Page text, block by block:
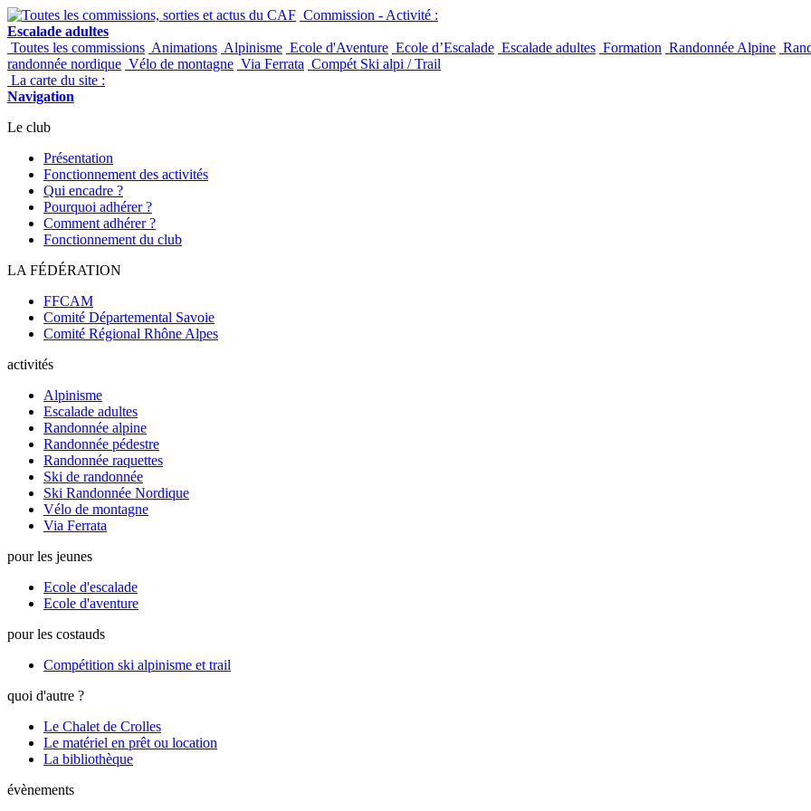
Commission - Activité :
Escalade adultes
Toutes les commissions Animations Alpinisme Ecole d'Aventure Ecole d’Escalade Escalade adultes Formation Randonnée Alpine
randonnée nordique Vélo de montagne Via Ferrata Compét Ski alpi / Trail
La carte du site :
Navigation
Le club
Présentation
Fonctionnement des activités
Qui encadre ?
Pourquoi adhérer ?
Comment adhérer ?
Fonctionnement du club
LA FÉDÉRATION
FFCAM
Comité Départemental Savoie
Comité Régional Rhône Alpes
activités
Alpinisme
Escalade adultes
Randonnée alpine
Randonnée pédestre
Randonnée raquettes
Ski de randonnée
Ski Randonnée Nordique
Vélo de montagne
Via Ferrata
pour les jeunes
Ecole d'escalade
Ecole d'aventure
pour les costauds
Compétition ski alpinisme et trail
quoi d'autre ?
Le Chalet de Crolles
Le matériel en prêt ou location
La bibliothèque
évènements